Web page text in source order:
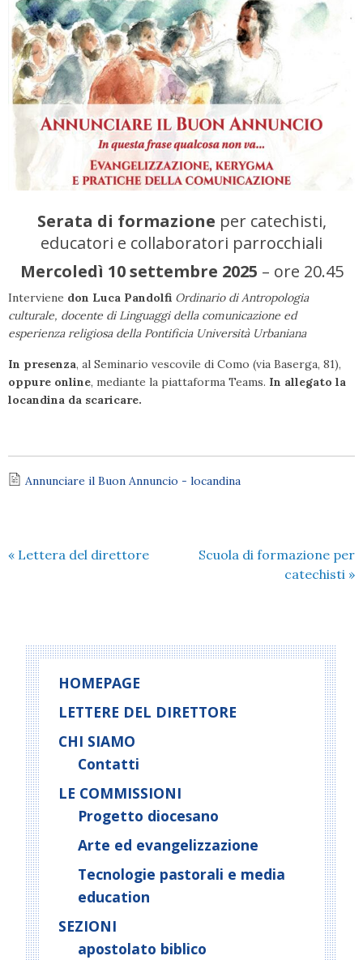
Serata di formazione per catechisti,
educatori e collaboratori parrocchiali
Mercoledì 10 settembre 2025 – ore 20.45
Interviene don Luca Pandolfi Ordinario di Antropologia
culturale, docente di Linguaggi della comunicazione ed
esperienza religiosa della Pontificia Università Urbaniana
In presenza, al Seminario vescovile di Como (via Baserga, 81),
oppure online, mediante la piattaforma Teams. In allegato la
locandina da scaricare.
Annunciare il Buon Annuncio - locandina
« Lettera del direttore
Scuola di formazione per
catechisti »
HOMEPAGE
LETTERE DEL DIRETTORE
CHI SIAMO
Contatti
LE COMMISSIONI
Progetto diocesano
Arte ed evangelizzazione
Tecnologie pastorali e media
education
SEZIONI
apostolato biblico